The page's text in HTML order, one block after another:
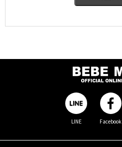
LINE Facebook